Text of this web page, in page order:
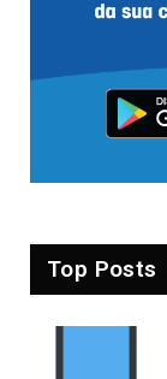
Top Posts